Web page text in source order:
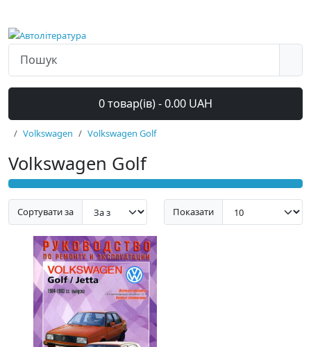
0 товар(ів) - 0.00 UAH
Volkswagen Volkswagen Golf
Volkswagen Golf
Сортувати за Показати